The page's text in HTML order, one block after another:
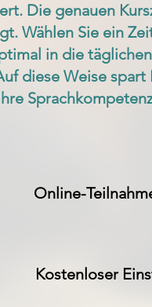
Die genauen
Wählen Sie ein
in die täglichen
diese Weise spart
Online-
Kostenloser